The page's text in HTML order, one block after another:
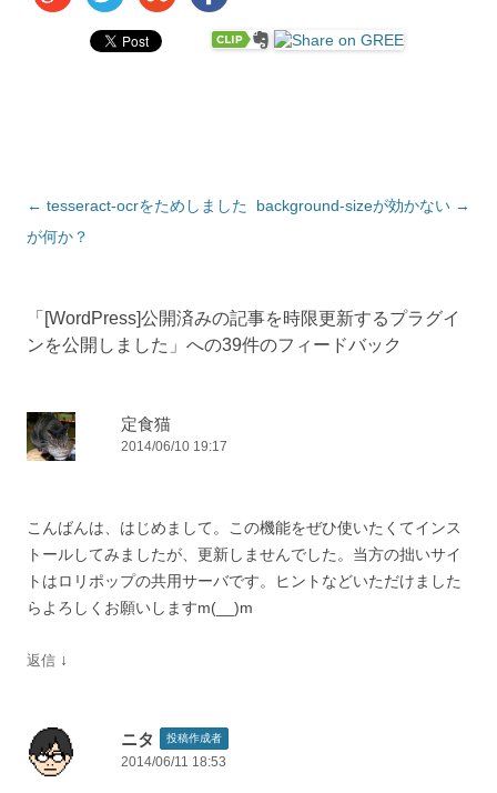
投稿ナビゲーション
← tesseract-ocrをためしました
が何か？
background-sizeが効かない →
「 [WordPress]公開済みの記事を時限更新するプラグイ
ンを公開しました 」への39件のフィードバック
定食猫
2014/06/10 19:17
こんばんは、はじめまして。この機能をぜひ使いたくてインス
トールしてみましたが、更新しませんでした。当方の拙いサイ
トはロリポップの共用サーバです。ヒントなどいただけました
らよろしくお願いしますm(__)m
返信 ↓
ニタ 投稿作成者
2014/06/11 18:53